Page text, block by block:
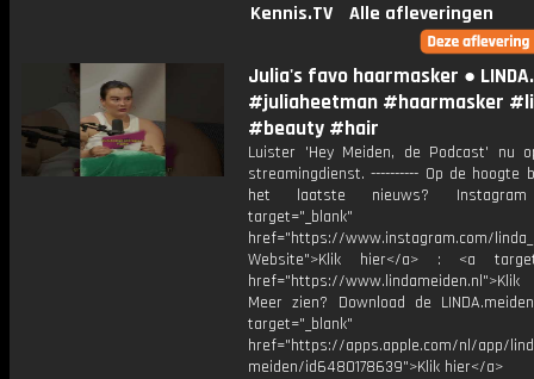
Kennis.TV
Alle afleveringen
Julia's favo haarmasker ●
#juliaheetman #haarmasker
#beauty #hair
Luister 'Hey Meiden, de Podcast' nu
streamingdienst. ---------- Op de hoogte
het laatste nieuws?
target="_blank"
href="https://www.instagram.com/
Website">Klik hier</a> : <a
href="https://
Meer zien? Download de
target="_blank"
href="https://apps.apple.com/nl/app/
meiden/id6480178639">Klik hier</a>